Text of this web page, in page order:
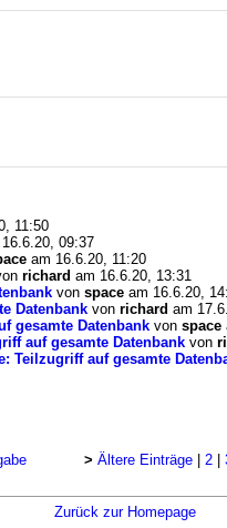
11:50
09:37
am 16.6.20, 11:20
richard am 16.6.20, 13:31
von space am 16.6.20,
Datenbank von richard am
gesamte Datenbank von space
auf gesamte Datenbank von
Teilzugriff auf gesamte
> Ältere Einträge 2
Zurück zur Homepage